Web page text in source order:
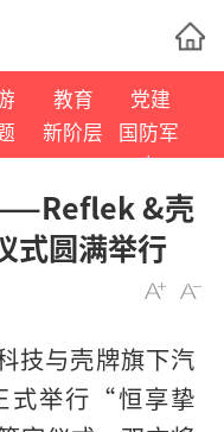
教育
党建
新阶层
国防军
事
&壳
式圆满举行
技与壳牌旗下汽
举行“恒享挚